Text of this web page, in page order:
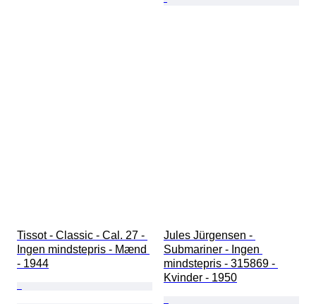
Tissot - Classic - Cal. 27 -
Ingen mindstepris - Mænd
- 1944
Jules Jürgensen -
Submariner - Ingen
mindstepris - 315869 -
Kvinder - 1950